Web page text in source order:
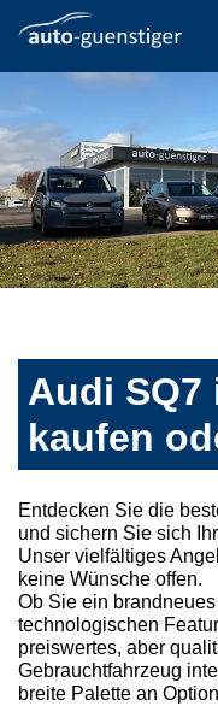
Audi SQ7
kaufen
Entdecken Sie die
und sichern Sie sich
Unser vielfältiges
keine Wünsche offen.
Ob Sie ein
technologischen
preiswertes, aber
Gebrauchtfahrzeug
breite Palette an